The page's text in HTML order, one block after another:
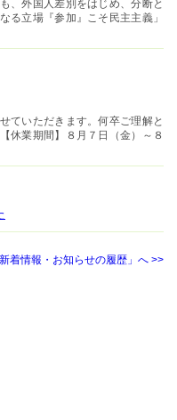
、外国人差別をはじめ、分断と
る立場『参加』こそ民主主義」
ていただきます。何卒ご理解と
休業期間】８月７日（金）～８
新着情報・お知らせの履歴」へ >>